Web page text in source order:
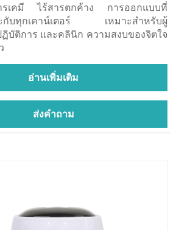
เคมี ไร้สารตกค้าง การออกแบบที่
ะกับทุกเคาน์เตอร์ เหมาะสำหรับผู้
บัติการ และคลินิก ความสงบของจิตใจ
อ่านเพิ่มเติม
ส่งคำถาม